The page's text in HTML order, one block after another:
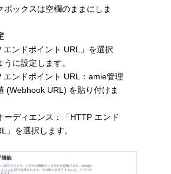
ックスは空欄のままにしま
ンドポイント URL」を選択
うに設定します。
ドポイント URL：amie管理
(Webhook URL) を貼り付けま
ィエンス：「HTTP エンド
」を選択します。